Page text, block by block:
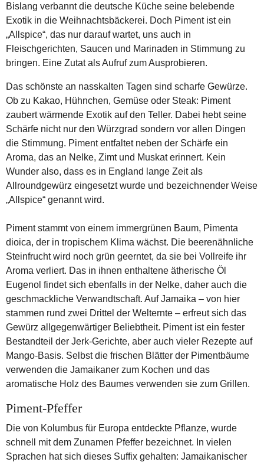
Bislang verbannt die deutsche Küche seine belebende
Exotik in die Weihnachtsbäckerei. Doch Piment ist ein
„Allspice“, das nur darauf wartet, uns auch in
Fleischgerichten, Saucen und Marinaden in Stimmung zu
bringen. Eine Zutat als Aufruf zum Ausprobieren.
Das schönste an nasskalten Tagen sind scharfe Gewürze.
Ob zu Kakao, Hühnchen, Gemüse oder Steak: Piment
zaubert wärmende Exotik auf den Teller. Dabei hebt seine
Schärfe nicht nur den Würzgrad sondern vor allen Dingen
die Stimmung. Piment entfaltet neben der Schärfe ein
Aroma, das an Nelke, Zimt und Muskat erinnert. Kein
Wunder also, dass es in England lange Zeit als
Allroundgewürz eingesetzt wurde und bezeichnender Weise
„Allspice“ genannt wird.
Piment stammt von einem immergrünen Baum, Pimenta
dioica, der in tropischem Klima wächst. Die beerenähnliche
Steinfrucht wird noch grün geerntet, da sie bei Vollreife ihr
Aroma verliert. Das in ihnen enthaltene ätherische Öl
Eugenol findet sich ebenfalls in der Nelke, daher auch die
geschmackliche Verwandtschaft. Auf Jamaika – von hier
stammen rund zwei Drittel der Welternte – erfreut sich das
Gewürz allgegenwärtiger Beliebtheit. Piment ist ein fester
Bestandteil der Jerk-Gerichte, aber auch vieler Rezepte auf
Mango-Basis. Selbst die frischen Blätter der Pimentbäume
verwenden die Jamaikaner zum Kochen und das
aromatische Holz des Baumes verwenden sie zum Grillen.
Piment-Pfeffer
Die von Kolumbus für Europa entdeckte Pflanze, wurde
schnell mit dem Zunamen Pfeffer bezeichnet. In vielen
Sprachen hat sich dieses Suffix gehalten: Jamaikanischer